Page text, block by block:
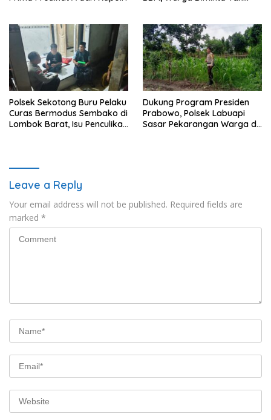
Polsek Sekotong Buru Pelaku
Curas Bermodus Sembako di
Lombok Barat, Isu Penculikan
Dukung Program Presiden
Prabowo, Polsek Labuapi
Sasar Pekarangan Warga di
Leave a Reply
Your email address will not be published. Required fields are
marked *